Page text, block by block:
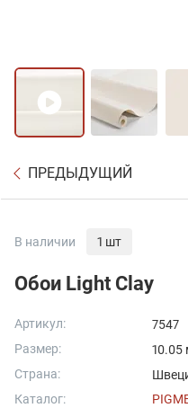
ПРЕДЫДУЩИЙ
В наличии 1 шт
Обои Light Clay
Артикул:
7547
Размер:
10.05
Страна:
Каталог: